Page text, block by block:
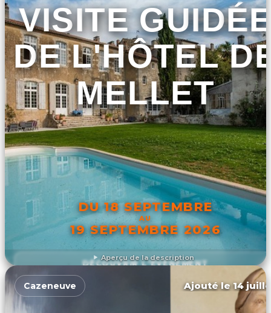
Aperçu de la description
VISITE
DE L'HÔTEL
MELLET
DU 18 SEPTEMBRE
AU
19 SEPTEMBRE 2026
DÉCOUVRIR L'ÉVÉNEMENT
Cazeneuve Ajouté le 14